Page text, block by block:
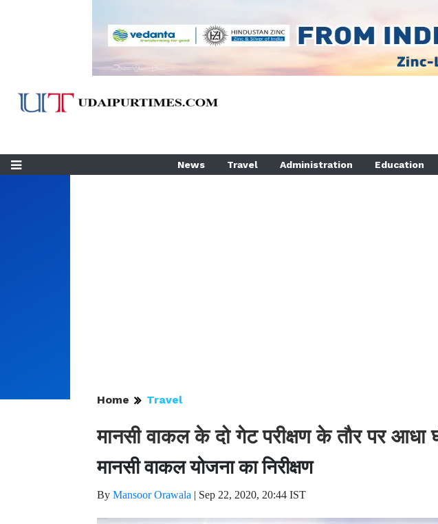
News Travel Administration Education
Home Travel
मानसी वाकल के दो गेट परीक्षण के तौर पर
मानसी वाकल योजना का निरीक्षण
By Mansoor Orawala | Sep 22, 2020, 20:44 IST